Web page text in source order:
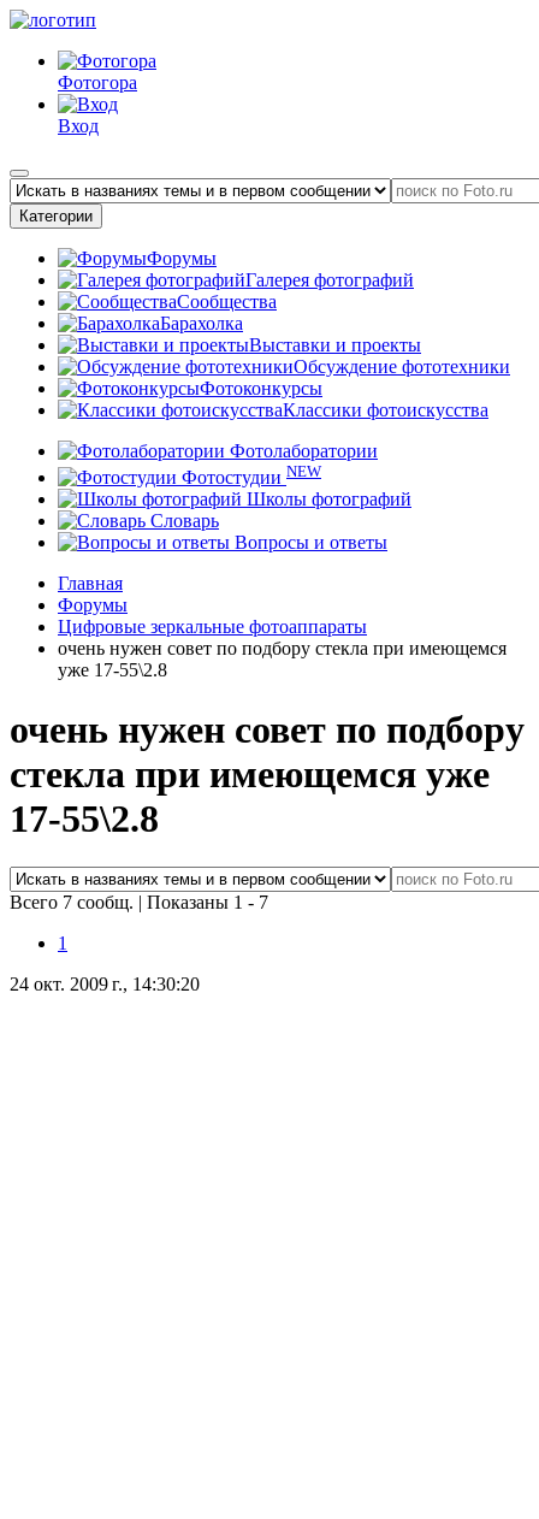
Фотогора
Вход
Категории
Форумы
Галерея фотографий
Сообщества
Барахолка
Выставки и проекты
Обсуждение фототехники
Фотоконкурсы
Классики фотоискусства
Фотолаборатории
Фотостудии NEW
Школы фотографий
Словарь
Вопросы и ответы
Главная
Форумы
Цифровые зеркальные фотоаппараты
очень нужен совет по подбору стекла при имеющемся
уже 17-55\2.8
очень нужен совет по подбору
стекла при имеющемся уже
17-55\2.8
Всего 7 сообщ. | Показаны 1 - 7
1
24 окт. 2009 г., 14:30:20